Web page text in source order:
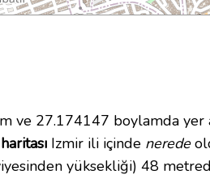
ve 27.174147 boylamda yer
Izmir ili içinde nerede
yüksekliği) 48